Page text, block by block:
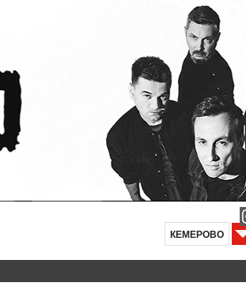
КЕМЕРОВО